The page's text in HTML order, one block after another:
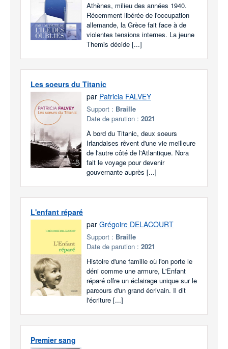
Athènes, milieu des années 1940.
Récemment libérée de l'occupation
allemande, la Grèce fait face à de
violentes tensions internes. La jeune
Themis décide [...]
Les soeurs du Titanic
par Patricia FALVEY
Support : Braille
Date de parution : 2021
À bord du Titanic, deux soeurs
Irlandaises rêvent d'une vie meilleure
de l'autre côté de l'Atlantique. Nora
fait le voyage pour devenir
gouvernante auprès [...]
L'enfant réparé
par Grégoire DELACOURT
Support : Braille
Date de parution : 2021
Histoire d'une famille où l'on porte le
déni comme une armure, L'Enfant
réparé offre un éclairage unique sur le
parcours d'un grand écrivain. Il dit
l'écriture [...]
Premier sang